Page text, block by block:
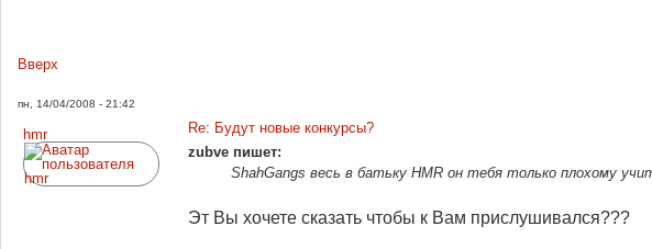
Вверх
пн, 14/04/2008 - 21:42
hmr
Re: Будут новые конкурсы?
zubve пишет:
ShahGangs весь в батьку HMR он тебя только плохому
Эт Вы хочете сказать чтобы к Вам прислушивался???